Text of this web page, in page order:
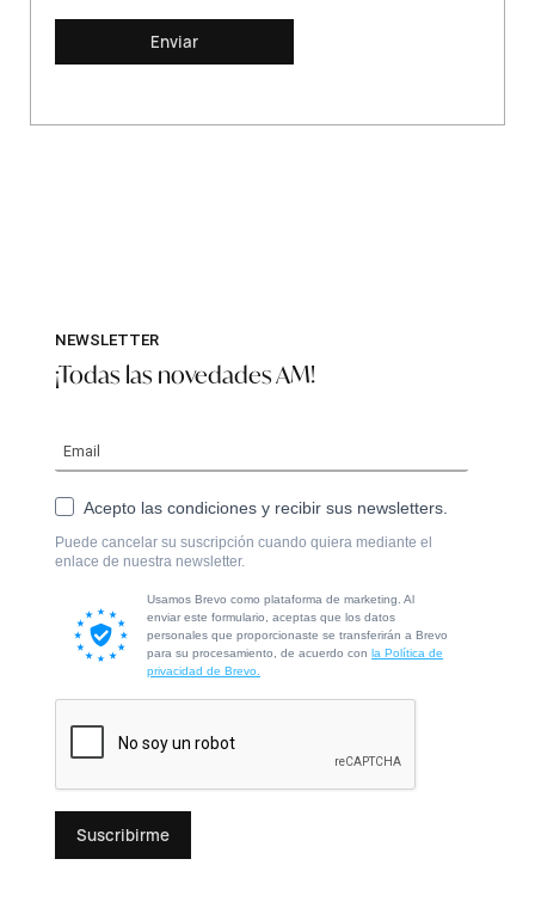
Enviar
NEWSLETTER
¡Todas las novedades AM!
Acepto las condiciones y recibir sus newsletters.
Puede cancelar su suscripción cuando quiera mediante el
enlace de nuestra newsletter.
Usamos Brevo como plataforma de marketing. Al
enviar este formulario, aceptas que los datos
personales que proporcionaste se transferirán a Brevo
para su procesamiento, de acuerdo con la Política de
privacidad de Brevo.
Suscribirme